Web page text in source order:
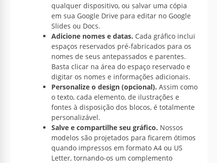
qualquer dispositivo, ou salvar uma cópia
em sua Google Drive para editar no Google
Slides ou Docs.
Adicione nomes e datas. Cada gráfico inclui
espaços reservados pré-fabricados para os
nomes de seus antepassados e parentes.
Basta clicar na área do espaço reservado e
digitar os nomes e informações adicionais.
Personalize o design (opcional). Assim como
o texto, cada elemento, de ilustrações e
fontes à disposição dos blocos, é totalmente
personalizável.
Salve e compartilhe seu gráfico. Nossos
modelos são projetados para ficarem ótimos
quando impressos em formato A4 ou US
Letter, tornando-os um complemento